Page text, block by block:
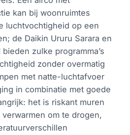
kan bij woonruimtes
luchtvochtigheid op een
de Daikin Ururu Sarara en
zulke programma’s
zonder overmatig
met natte-luchtafvoer
in combinatie met goede
het is riskant muren
om te drogen,